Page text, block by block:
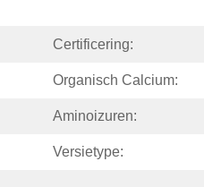
Certificering:
Organisch Calcium:
Aminoizuren:
Versietype: